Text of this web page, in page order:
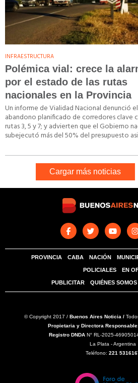
INFRAESTRUCTURA
Polémica vial: crece la
por el estado de las rutas
nacionales en la Provincia
Un informe de Vialidad Nacional denunció el
abandono planificado de corredores clave
rutas 3, 5 y 7; y advierten que el Gobierno
subejecutó más del 50% del presupuesto
Cargar más noticias
PROVINCIA CABA NACIÓN
POLICIALES EN
PUBLICITAR QUIÉNES SOMOS
© Copyright 2017 / Buenos Aires Noticia /
Propietaria y Directora
Registro DNDA N° RL-2025-
La Plata - Argentina
Teléfono: 221